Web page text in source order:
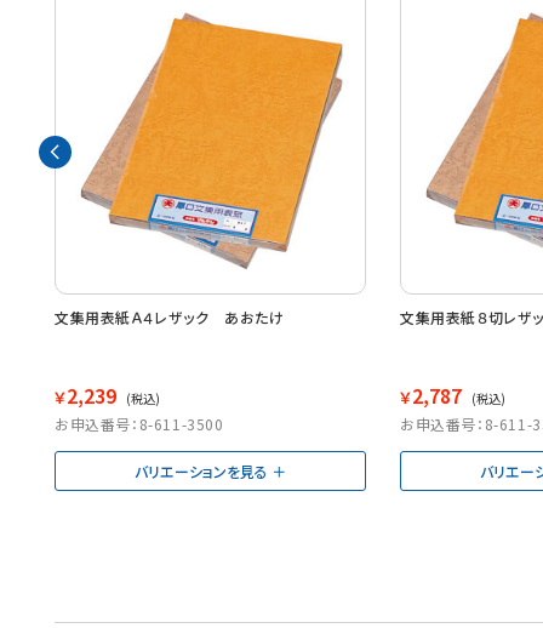
文集用表紙Ａ４レザック あおたけ
￥2,239 (税込)
お申込番号：8-611-3500
バリエーションを見る
文集用表紙８切レザ
￥2,787 (税込)
お申込番号：8-611-
バリエー